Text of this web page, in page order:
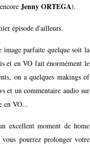
Jenny ORTEGA).
épisode d'ailleurs.
image parfaite quelque soit la
et en VO fait énormément le
on a quelques makings of
et un commentaire audio sur
en VO...
excellent moment de home
pourrez prolonger votre